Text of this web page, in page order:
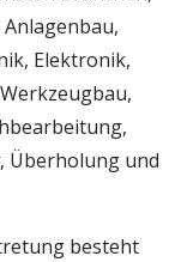
Elektronik,
Überholung und
besteht